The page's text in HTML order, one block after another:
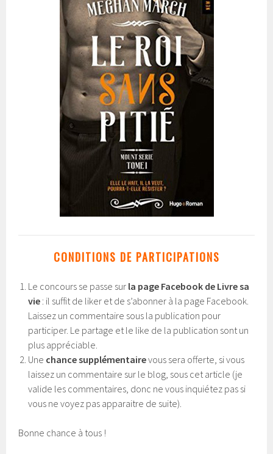
CONDITIONS DE PARTICIPATIONS
Le concours se passe sur la page Facebook de Livre sa
vie : il suffit de liker et de s’abonner à la page Facebook.
Laissez un commentaire sous la publication pour
participer. Le partage et le like de la publication sont un
plus appréciable.
Une chance supplémentairevous sera offerte, si vous
laissez un commentaire sur le blog, sous cet article (je
valide les commentaires, donc ne vous inquiétez pas si
vous ne voyez pas apparaitre de suite).
Bonne chance à tous !